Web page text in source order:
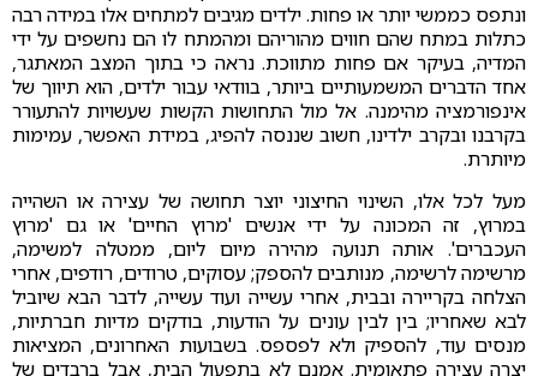
ונתפס כממשי יותר או פחות. ילדים מגיבים למתחים אלו במידה רבה
כתלות במתח שהם חווים מהוריהם ומהמתח לו הם נחשפים על ידי
המדיה, בעיקר אם פחות מתווכת. נראה כי בתוך המצב המאתגר,
אחד הדברים המשמעותיים ביותר, בוודאי עבור ילדים, הוא תיווך של
אינפורמציה מהימנה. אל מול התחושות הקשות שעשויות להתעורר
בקרבנו ובקרב ילדינו, חשוב שננסה להפיג, במידת האפשר, עמימות
מיותרת.
מעל לכל אלו, השינוי החיצוני יוצר תחושה של עצירה או השהייה
במרוץ, זה המכונה על ידי אנשים 'מרוץ החיים' או גם 'מרוץ
העכברים'. אותה תנועה מהירה מיום ליום, ממטלה למשימה,
מרשימה לרשימה, מנותבים להספק; עסוקים, טרודים, רודפים, אחרי
הצלחה בקריירה ובבית, אחרי עשייה ועוד עשייה, לדבר הבא שיוביל
לבא שאחריו; בין לבין עונים על הודעות, בודקים מדיות חברתיות,
מנסים עוד, להספיק ולא לפספס. בשבועות האחרונים, המציאות
יצרה עצירה פתאומית. אמנם לא בתפעול הבית, אבל ברבדים של